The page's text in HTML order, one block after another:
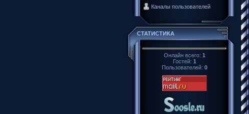
Каналы пользователей
СТАТИСТИКА
Онлайн всего: 1
Гостей: 1
Пользователей: 0